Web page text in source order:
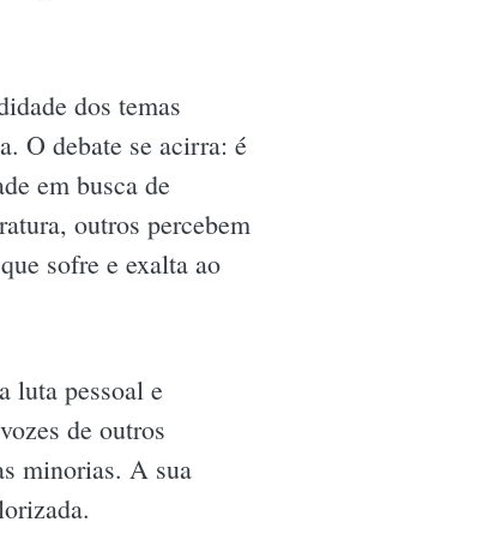
dos temas
O debate se acirra: é
em busca de
outros percebem
sofre e exalta ao
luta pessoal e
de outros
minorias. A sua